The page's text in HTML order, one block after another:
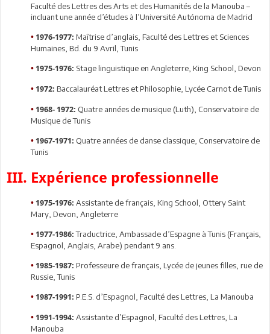
Faculté des Lettres des Arts et des Humanités de la Manouba –
incluant une année d’études à l’Université Autónoma de Madrid
• 1976-1977: Maîtrise d’anglais, Faculté des Lettres et Sciences
Humaines, Bd. du 9 Avril, Tunis
• 1975-1976: Stage linguistique en Angleterre, King School, Devon
• 1972: Baccalauréat Lettres et Philosophie, Lycée Carnot de Tunis
• 1968- 1972: Quatre années de musique (Luth), Conservatoire de
Musique de Tunis
• 1967-1971: Quatre années de danse classique, Conservatoire de
Tunis
III. Expérience professionnelle
• 1975-1976: Assistante de français, King School, Ottery Saint
Mary, Devon, Angleterre
• 1977-1986:Traductrice, Ambassade d’Espagne à Tunis (Français,
Espagnol, Anglais, Arabe) pendant 9 ans.
• 1985-1987: Professeure de français, Lycée de jeunes filles, rue de
Russie, Tunis
• 1987-1991: P.E.S. d’Espagnol, Faculté des Lettres, La Manouba
• 1991-1994: Assistante d’Espagnol, Faculté des Lettres, La
Manouba